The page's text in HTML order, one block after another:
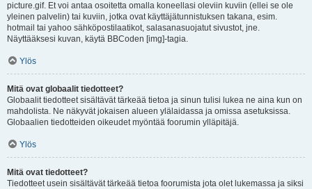
picture.gif. Et voi antaa osoitetta omalla koneellasi oleviin kuviin (ellei se ole
yleinen palvelin) tai kuviin, jotka ovat käyttäjätunnistuksen takana, esim.
hotmail tai yahoo sähköpostilaatikot, salasanasuojatut sivustot, jne.
Näyttääksesi kuvan, käytä BBCoden [img]-tagia.
Ylös
Mitä ovat globaalit tiedotteet?
Globaalit tiedotteet sisältävät tärkeää tietoa ja sinun tulisi lukea ne aina kun on
mahdolista. Ne näkyvät jokaisen alueen ylälaidassa ja omissa asetuksissa.
Globaalien tiedotteiden oikeudet myöntää foorumin ylläpitäjä.
Ylös
Mitä ovat tiedotteet?
Tiedotteet usein sisältävät tärkeää tietoa foorumista jota olet lukemassa ja siksi